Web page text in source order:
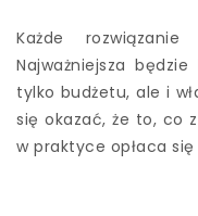
Każde
Najważniejsza
tylko budżetu, ale i
się okazać, że to, co
w praktyce opłaca